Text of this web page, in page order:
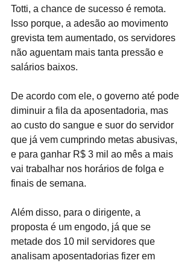
Totti, a chance de sucesso é remota.
Isso porque, a adesão ao movimento
grevista tem aumentado, os servidores
não aguentam mais tanta pressão e
salários baixos.
De acordo com ele, o governo até pode
diminuir a fila da aposentadoria, mas
ao custo do sangue e suor do servidor
que já vem cumprindo metas abusivas,
e para ganhar R$ 3 mil ao mês a mais
vai trabalhar nos horários de folga e
finais de semana.
Além disso, para o dirigente, a
proposta é um engodo, já que se
metade dos 10 mil servidores que
analisam aposentadorias fizer em